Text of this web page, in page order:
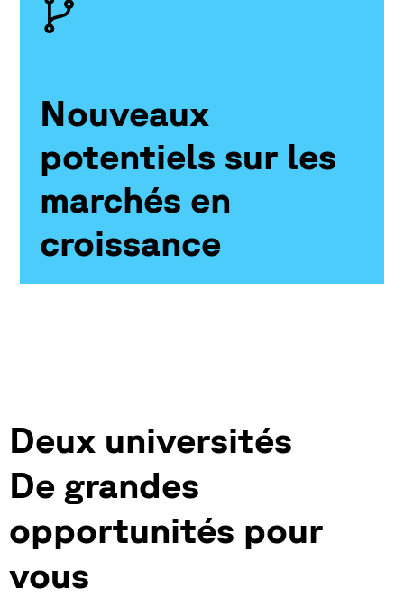
Nouveaux
potentiels sur les
marchés en
croissance
Deux universités
De grandes
opportunités pour
vous